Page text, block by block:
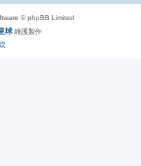
© phpBB Limited
球 維護製作